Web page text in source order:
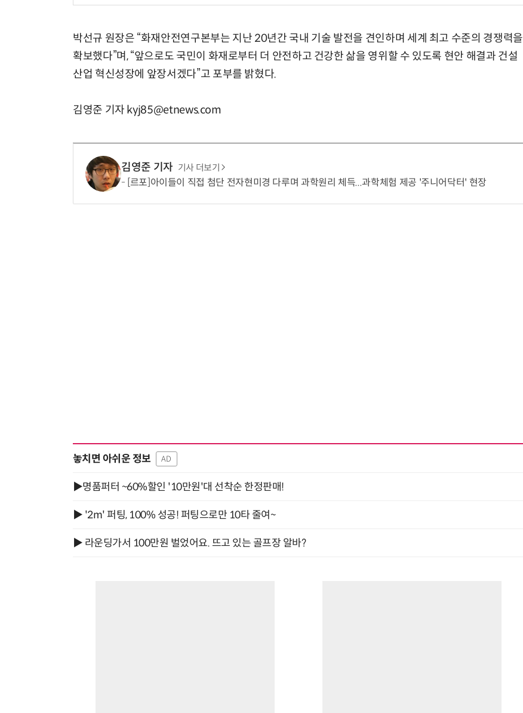
박선규 원장은 “화재안전연구본부는 지난 20년간 국내 기술 발전을 견인하며 세계 최고 수준의 경쟁력을
확보했다”며, “앞으로도 국민이 화재로부터 더 안전하고 건강한 삶을 영위할 수 있도록 현안 해결과 건설
산업 혁신성장에 앞장서겠다”고 포부를 밝혔다.
김영준 기자 kyj85@etnews.com
김영준 기자 기사 더보기
[르포]아이들이 직접 첨단 전자현미경 다루며 과학원리 체득...과학체험 제공 '주니어닥터' 현장
놓치면 아쉬운 정보 AD
▶명품퍼터 ~60%할인 '10만원'대 선착순 한정판매!
▶ '2m' 퍼팅, 100% 성공! 퍼팅으로만 10타 줄여~
▶ 라운딩가서 100만원 벌었어요. 뜨고 있는 골프장 알바?